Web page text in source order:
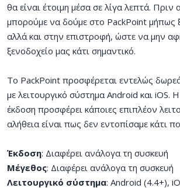
θα είναι έτοιμη μέσα σε λίγα λεπτά.
μπορούμε να δούμε στο PackPoint μήπως
αλλά και στην επιστροφή, ώστε να μην
ξενοδοχείο μας κάτι σημαντικό.
Το PackPoint προσφέρεται εντελώς
με λειτουργικό σύστημα Android και iOS.
έκδοση προσφέρει κάποιες επιπλέον
αλήθεια είναι πως δεν εντοπίσαμε κάτι
Έκδοση: Διαφέρει ανάλογα τη συσκευή
Μέγεθος: Διαφέρει ανάλογα τη συσκευή
Λειτουργικό σύστημα: Android (4.4+),